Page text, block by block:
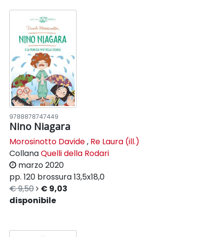
9788878747449
Nino Niagara
Morosinotto Davide, Re Laura (ill.)
CollanaQuelli della Rodari
marzo 2020
pp. 120 brossura13,5x18,0
€ 9,50
€ 9,03
disponibile